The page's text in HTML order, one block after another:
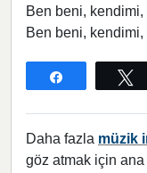
Ben beni, kendimi,
Ben beni, kendimi,
Daha fazla müzik
göz atmak için ana